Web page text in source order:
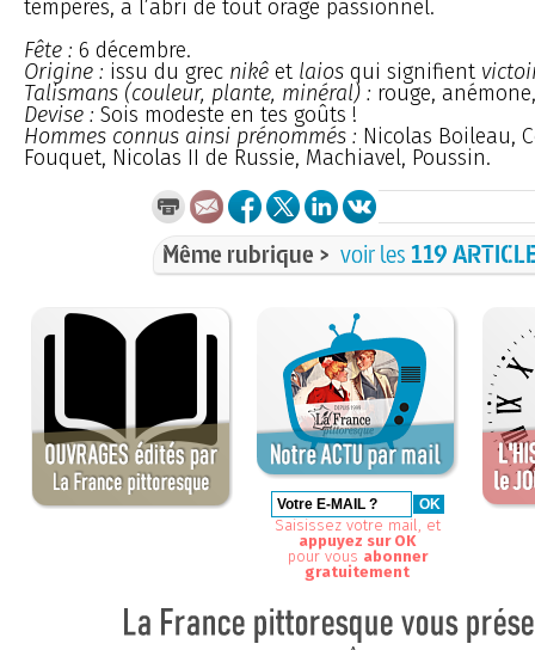
tempérés, à l’abri de tout orage passionnel.
Fête : 6 décembre.
Origine : issu du grec nikê et laios qui signifient
Talismans (couleur, plante, minéral) : rouge,
Devise : Sois modeste en tes goûts !
Hommes connus ainsi prénommés : Nicolas Boileau,
Fouquet, Nicolas II de Russie, Machiavel, Poussin.
Même rubrique > voir les 119
Saisissez votre mail, et
appuyez sur OK
pour vous abonner
gratuitement